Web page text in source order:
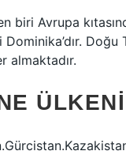
biri Avrupa
Dominika’dır.
almaktadır.